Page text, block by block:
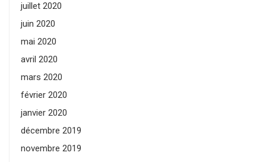
juillet 2020
juin 2020
mai 2020
avril 2020
mars 2020
février 2020
janvier 2020
décembre 2019
novembre 2019